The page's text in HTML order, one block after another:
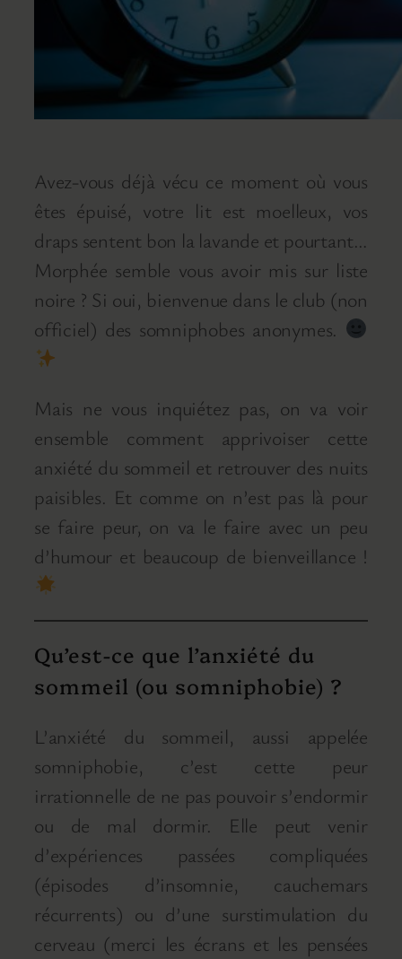
Avez-vous déjà vécu ce moment où vous
êtes épuisé, votre lit est moelleux, vos
draps sentent bon la lavande et pourtant…
Morphée semble vous avoir mis sur liste
noire ? Si oui, bienvenue dans le club (non
officiel) des somniphobes anonymes.
Mais ne vous inquiétez pas, on va voir
ensemble comment apprivoiser cette
anxiété du sommeil et retrouver des nuits
paisibles. Et comme on n’est pas là pour
se faire peur, on va le faire avec un peu
d’humour et beaucoup de bienveillance !
Qu’est-ce que l’anxiété du
sommeil (ou somniphobie) ?
L’anxiété du sommeil, aussi appelée
somniphobie, c’est cette peur
irrationnelle de ne pas pouvoir s’endormir
ou de mal dormir. Elle peut venir
d’expériences passées compliquées
(épisodes d’insomnie, cauchemars
récurrents) ou d’une surstimulation du
cerveau (merci les écrans et les pensées